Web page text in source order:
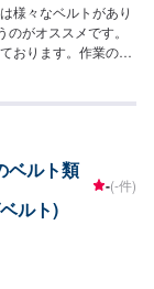
様々なベルトがあり
がオススメです。
おります。作業の待
ベルト類
ルト)
-(-件)